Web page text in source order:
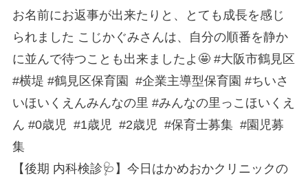
【後期 内科検診🩺】今日はかめおかクリニックの